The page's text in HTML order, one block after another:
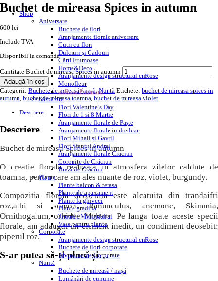
Shop
Aniversare
Buchete de flori
Aranjamente florale aniversare
Cutii cu flori
Dulciuri și Cadouri
Cărți Frumoase
Home&Deco
Aranjamente design structural enRose
Monofleur
enRose Premium
Sărbători
Flori Valentine’s Day
Flori de 1 si 8 Martie
Aranjamente florale de Paște
Aranjamente florale in dovleac
Flori Mihail și Gavril
Flori Sfantul Andrei
Aranjamente florale Craciun
Coronițe de Crăciun
Brazi de Crăciun
Plante
Plante balcon & terasa
Plante de apartament
Plante la ghiveci
Plante gradina
Terarii / Minigrădini
Vase pentru plante
Corporate
Aranjamente design structural enRose
Buchete de flori corporate
Abonamente Corporate
Nuntă
Buchete de mireasă / nașă
Lumânări de cununie
Buchet de mireasa Spices in autumn
600 lei
Include TVA
Disponibil la comanda
Cantitate Buchet de mireasa Spices in autumn
Adaugă în coș
Categorii: Buchete de mireasă / nașă,Nuntă Etichete: buchet de mireasa spices in
autumn buchet de mireasa toamna buchet de mireasa violet
Descriere
Descriere
Buchet de mireasa Spices in autumn
O creatie florala realizata in atmosfera zilelor caldute de
toamna, pentru care am ales nuante de roz, violet, burgundy.
Compozitia florala deosebita este alcatuita din trandaifri
roz,albi si somon, Ranunculus, anemone, Skimmia,
Ornithogalum, orhidee Mokara. Pe langa toate aceste specii
florale, am adaugat un element inedit, un condiment deosebit:
piperul roz.
S-ar putea să-ți placă și…